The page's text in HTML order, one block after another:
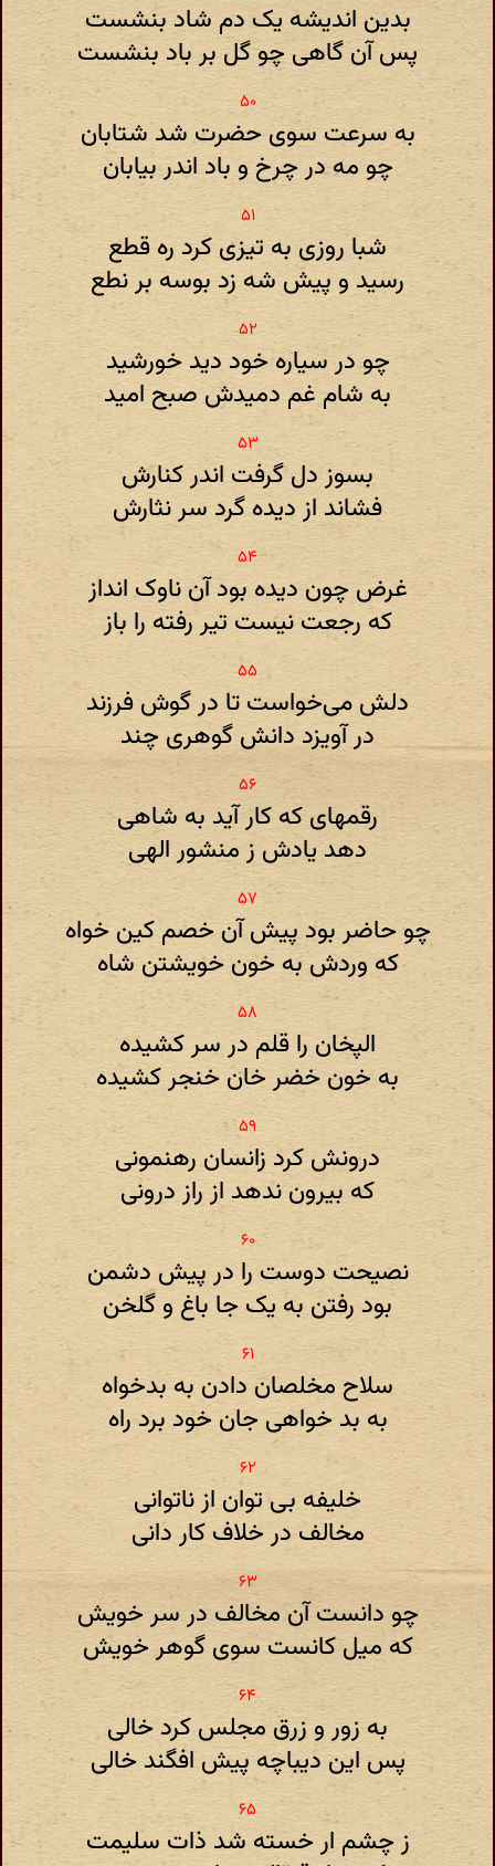
بدین اندیشه یک دم شاد بنشست
پس آن گاهی چو گل بر باد بنشست
به سرعت سوی حضرت شد شتابان
چو مه در چرخ و باد اندر بیابان
شبا روزی به تیزی کرد ره قطع
رسید و پیش شه زد بوسه بر نطع
چو در سیاره خود دید خورشید
به شام غم دمیدش صبح امید
بسوز دل گرفت اندر کنارش
فشاند از دیده گرد سر نثارش
غرض چون دیده بود آن ناوک انداز
که رجعت نیست تیر رفته را باز
دلش می‌خواست تا در گوش فرزند
در آویزد دانش گوهری چند
رقمهای که کار آید به شاهی
دهد یادش ز منشور الهی
چو حاضر بود پیش آن خصم کین خواه
که وردش به خون خویشتن شاه
الپخان را قلم در سر کشیده
به خون خضر خان خنجر کشیده
درونش کرد زانسان رهنمونی
که بیرون ندهد از راز درونی
نصیحت دوست را در پیش دشمن
بود رفتن به یک جا باغ و گلخن
سلاح مخلصان دادن به بدخواه
به بد خواهی جان خود برد راه
خلیفه بی توان از ناتوانی
مخالف در خلاف کار دانی
چو دانست آن مخالف در سر خویش
که میل کانست سوی گوهر خویش
به زور و زرق مجلس کرد خالی
پس این دیباچه پیش افگند خالی
ز چشم ار خسته شد ذات سلیمت